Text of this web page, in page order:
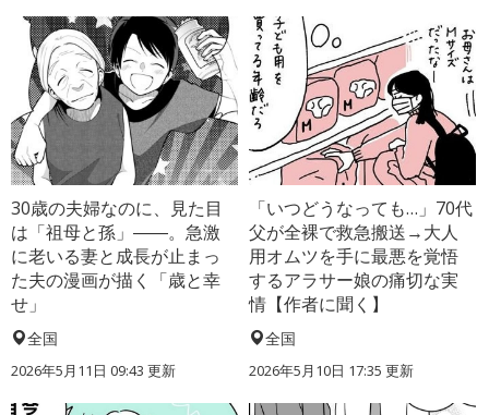
30歳の夫婦なのに、見た目
は「祖母と孫」――。急激
に老いる妻と成長が止まっ
た夫の漫画が描く「歳と幸
せ」
全国
2026年5月11日 09:43 更新
「いつどうなっても…」70代
父が全裸で救急搬送→大人
用オムツを手に最悪を覚悟
するアラサー娘の痛切な実
情【作者に聞く】
全国
2026年5月10日 17:35 更新